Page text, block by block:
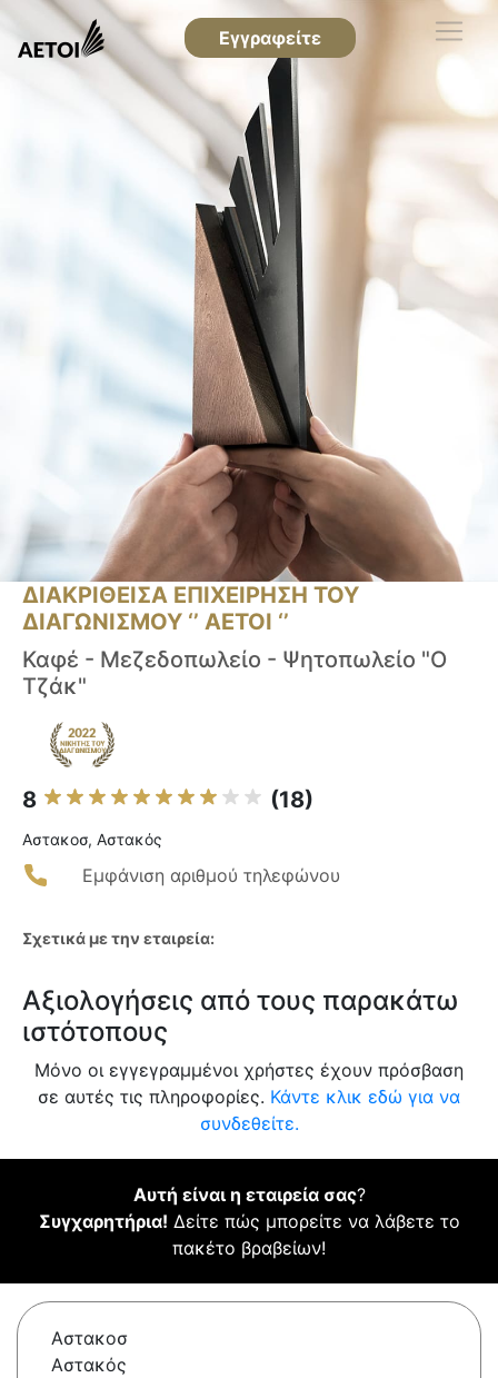
Εγγραφείτε
ΔΙΑΚΡΙΘΕΙΣΑ ΕΠΙΧΕΙΡΗΣΗ ΤΟΥ
ΔΙΑΓΩΝΙΣΜΟΥ ‘’ ΑΕΤΟΙ ‘’
Καφέ - Μεζεδοπωλείο - Ψητοπωλείο "Ο
Τζάκ"
8 (18)
Αστακοσ, Αστακός
Εμφάνιση αριθμού τηλεφώνου
Σχετικά με την εταιρεία:
Αξιολογήσεις από τους παρακάτω
ιστότοπους
Μόνο οι εγγεγραμμένοι χρήστες έχουν πρόσβαση
σε αυτές τις πληροφορίες. Κάντε κλικ εδώ για να
συνδεθείτε.
Αυτή είναι η εταιρεία σας?
Συγχαρητήρια! Δείτε πώς μπορείτε να λάβετε το
πακέτο βραβείων!
Αστακοσ
Αστακός